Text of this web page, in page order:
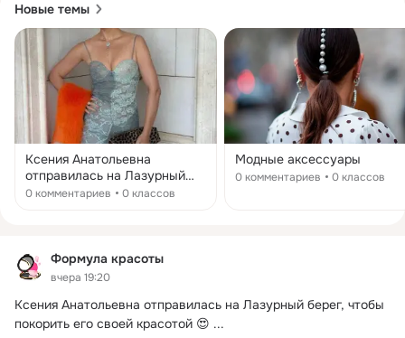
Новые темы
Ксения Анатольевна
отправилась на Лазурный
берег, чтобы покорить его
Каннского кинофестиваля.
На ней кружевное платье от
меховой шарф от Prada.
Выглядит прекрасно! 🧡
0 комментариев 0 классов
Модные аксессуары
0 комментариев 0 классов
Формула красоты
вчера 19:20
Ксения Анатольевна отправилась на Лазурный берег, чтобы
покорить его своей красотой 😍 ...